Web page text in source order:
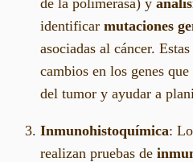
identificar mutaciones
asociadas al cáncer.
cambios en los genes
del tumor y ayudar a
Inmunohistoquímica:
realizan pruebas de